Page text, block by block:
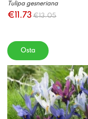
Tulipa gesneriana
€11.73 €13.05
Osta